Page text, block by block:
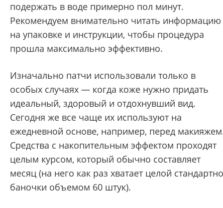
подержать в воде примерно пол минут.
Рекомендуем внимательно читать информацию
на упаковке и инструкции, чтобы процедура
прошла максимально эффективно.
Изначально патчи использовали только в
особых случаях — когда коже нужно придать
идеальный, здоровый и отдохнувший вид.
Сегодня же все чаще их используют на
ежедневной основе, например, перед
Средства с накопительным эффектом проходят
целым курсом, который обычно составляет
месяц (на него как раз хватает целой
баночки объемом 60 штук).